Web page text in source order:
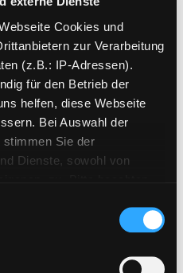
Cookies und
zur Verarbeitung
(z.B.: IP-Adressen).
für den Betrieb der
helfen, diese Webseite
Bei Auswahl der
stimmen Sie der
Dienste, sowohl von
Verarbeitung in
außerhalb des EWR
stattfinden kann. In
ausblenden